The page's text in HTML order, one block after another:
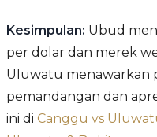
Kesimpulan: Ubud
per dolar dan merek
Uluwatu menawarkan
pemandangan dan
ini di Canggu vs